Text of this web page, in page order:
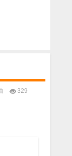
329